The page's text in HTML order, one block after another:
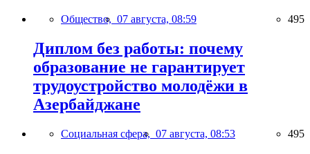
Общество, 07 августа, 08:59 495
Диплом без работы: почему
образование не гарантирует
трудоустройство молодёжи в
Азербайджане
Социальная сфера, 07 августа, 08:53 495